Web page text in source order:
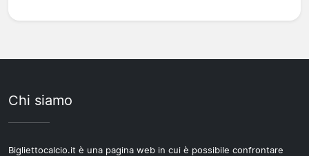
Chi siamo
Bigliettocalcio.it è una pagina web in cui è possibile confrontare